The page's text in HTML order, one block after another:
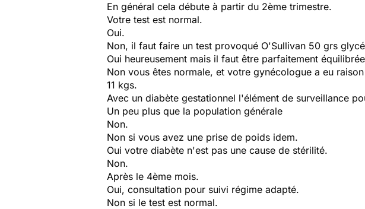
En général cela débute à partir du 2ème trimestre.
Votre test est normal.
Oui.
Non, il faut faire un test provoqué O'Sullivan 50 grs
Oui heureusement mais il faut être parfaitement
Non vous êtes normale, et votre gynécologue a eu
11 kgs.
Avec un diabète gestationnel l'élément de surveillance
Un peu plus que la population générale
Non.
Non si vous avez une prise de poids idem.
Oui votre diabète n'est pas une cause de stérilité.
Non.
Après le 4ème mois.
Oui, consultation pour suivi régime adapté.
Non si le test est normal.